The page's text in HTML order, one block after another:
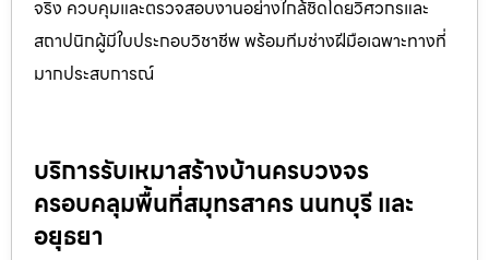
จริง ควบคุมและตรวจสอบงานอย่างใกล้ชิดโดยวิศวกรและ
สถาปนิกผู้มีใบประกอบวิชาชีพ พร้อมทีมช่างฝีมือเฉพาะทางที่
มากประสบการณ์
บริการรับเหมาสร้างบ้านครบวงจร
ครอบคลุมพื้นที่สมุทรสาคร นนทบุรี และ
อยุธยา